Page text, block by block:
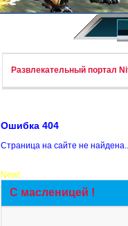
Развлекательный портал
Ошибка 404
Страница на сайте не
New!
С масленицей !